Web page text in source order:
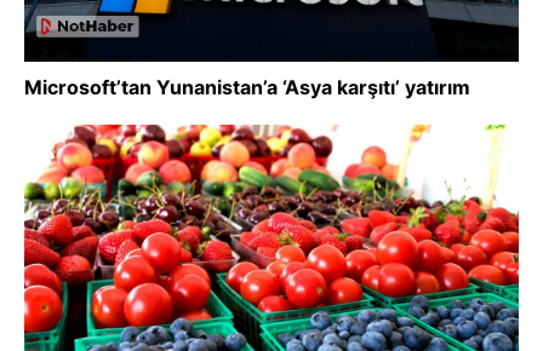
Microsoft’tan Yunanistan’a ‘Asya karşıtı’ yatırım